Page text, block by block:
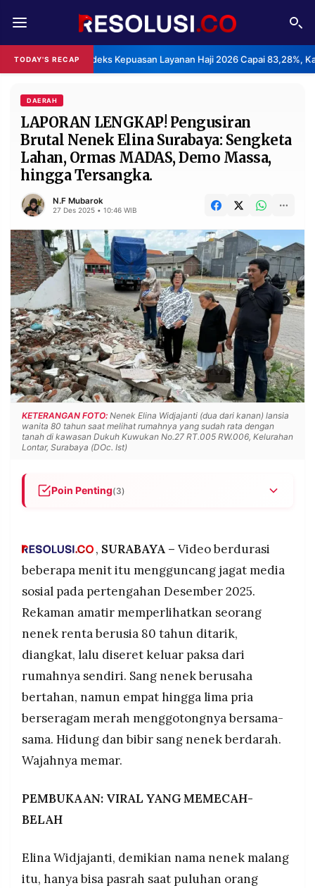
TODAY'S RECAPBPS: Indeks Kepuasan Layanan Haji 2026 Capai 83,28%,
REDAKSI TENTANG
RESOLUSI IKLAN
RUBRIKASI
EDITORIAL AKSARA
FINANSIA PERSONA
DAERAH NASIONAL
MANCA SPORT
INFORMASI
PRIVACY
POLICY
BERITA
WARGA
INFORMASI
IKLAN
KIRIM
TULISAN
PENGADUAN TERM
OF
SERVICE
©
PT.
RESOLUSI
MEDIA
Resolusi.co
-
PT.
DAERAH
LAPORAN LENGKAP! Pengusiran
Brutal Nenek Elina Surabaya: Sengketa
Lahan, Ormas MADAS, Demo Massa,
hingga Tersangka.
N.F Mubarok
27 Des 2025 • 10:46 WIB
KETERANGAN FOTO: Nenek Elina Widjajanti (dua dari kanan) lansia
wanita 80 tahun saat melihat rumahnya yang sudah rata dengan
tanah di kawasan Dukuh Kuwukan No.27 RT.005 RW.006, Kelurahan
Lontar, Surabaya (DOc. Ist)
Poin Penting(3)
orang berseragam ormas Madas, mengalami luka
rumahnya diratakan dengan alat berat pada 9
Agustus 2025 dalam sengketa kepemilikan
dengan seseorang bernama Samuel yang
Apsari Surabaya pada 26 Desember 2025 yang
menuntut pembubaran ormas berkedok
premanisme, penetapan tersangka, serta
kecaman dari ALMA dan Menteri HAM Natalius
Pigai yang menyebut ini sebagai pelanggaran
HAM serius.
Polda Jatim sudah memeriksa 6 saksi dan kasus
Pasal 170 KUHP tentang pengeroyokan dan
perusakan, sementara pimpinan Ormas Madas
organisasi.
, SURABAYA – Video berdurasi
beberapa menit itu mengguncang jagat media
sosial pada pertengahan Desember 2025.
Rekaman amatir memperlihatkan seorang
nenek renta berusia 80 tahun ditarik,
diangkat, lalu diseret keluar paksa dari
rumahnya sendiri. Sang nenek berusaha
bertahan, namun empat hingga lima pria
berseragam merah menggotongnya bersama-
sama. Hidung dan bibir sang nenek berdarah.
Wajahnya memar.
PEMBUKAAN: VIRAL YANG MEMECAH-
BELAH
Elina Widjajanti, demikian nama nenek malang
itu, hanya bisa pasrah saat puluhan orang